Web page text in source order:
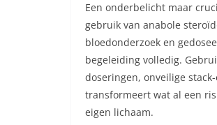
Een onderbelicht maar
gebruik van anabole
bloedonderzoek en
begeleiding volledig.
doseringen, onveilige
transformeert wat al een
eigen lichaam.